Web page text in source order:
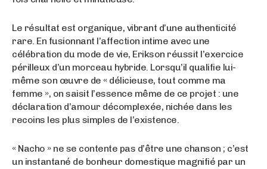
Le résultat est organique, vibrant d’une authenticité
rare. En fusionnant l’affection intime avec une
célébration du mode de vie, Erikson réussit l’exercice
périlleux d’un morceau hybride. Lorsqu’il qualifie lui-
même son œuvre de « délicieuse, tout comme ma
femme », on saisit l’essence même de ce projet : une
déclaration d’amour décomplexée, nichée dans les
recoins les plus simples de l’existence.
« Nacho » ne se contente pas d’être une chanson ; c’est
un instantané de bonheur domestique magnifié par un